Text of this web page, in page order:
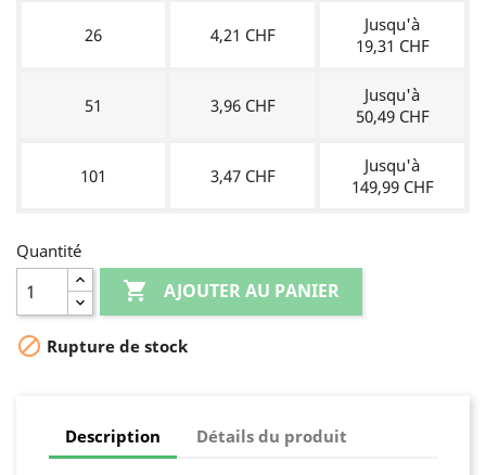
26 4,21 CHF
Jusqu'à
19,31 CHF
51 3,96 CHF
Jusqu'à
50,49 CHF
101 3,47 CHF
Jusqu'à
149,99 CHF
Quantité
 AJOUTER AU PANIER
 Rupture de stock
Description Détails du produit